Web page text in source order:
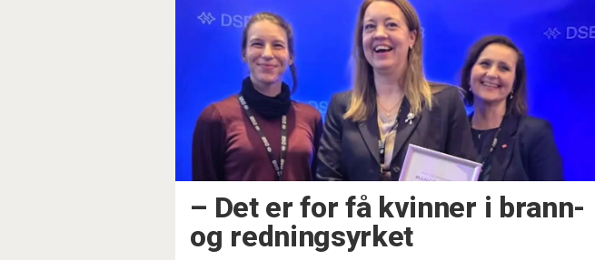
– Det er for få kvinner i brann-
og redningsyrket